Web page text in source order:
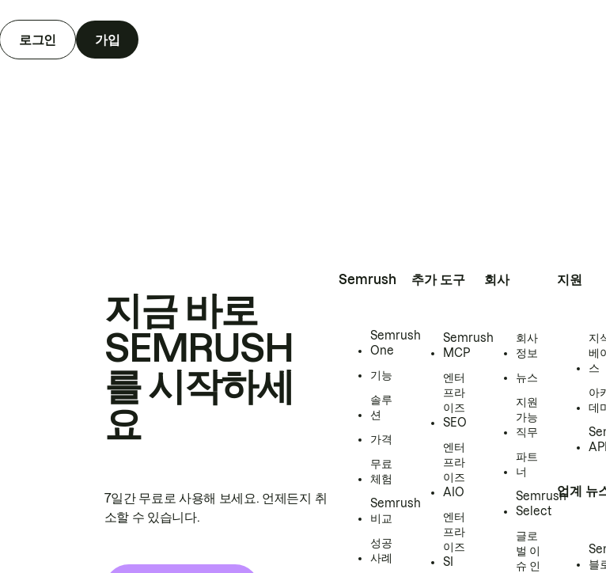
로그인 가입
지금 바로
SEMRUSH
를 시작하세
요
7일간 무료로 사용해 보세요. 언제든지 취
소할 수 있습니다.
Semrush
Semrush
One
기능
솔루
션
가격
무료
체험
Semrush
비교
성공
사례
추가 도구
Semrush
MCP
엔터
프라
이즈
SEO
엔터
프라
이즈
AIO
엔터
프라
이즈
SI
회사
회사
정보
뉴스
지원
가능
직무
파트
너
Semrush
Select
글로
벌 이
슈 인
지원
지
베
스
아
데
업계 뉴
블